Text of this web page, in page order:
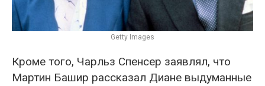
Getty Images
Кроме того, Чарльз Спенсер заявлял, что
Мартин Башир рассказал Диане выдуманные